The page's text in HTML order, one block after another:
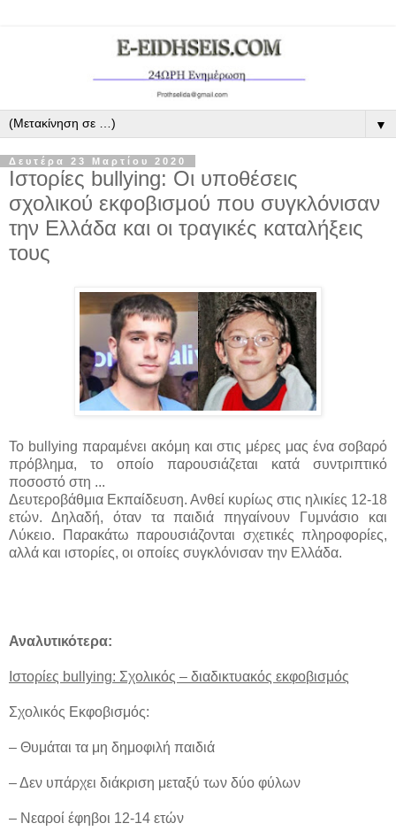
▼
Δευτέρα 23 Μαρτίου 2020
Ιστορίες bullying: Οι υποθέσεις
σχολικού εκφοβισμού που συγκλόνισαν
την Ελλάδα και οι τραγικές καταλήξεις
τους
Το bullying παραμένει ακόμη και στις μέρες μας ένα σοβαρό
πρόβλημα, το οποίο παρουσιάζεται κατά συντριπτικό
ποσοστό στη ...
Δευτεροβάθμια Εκπαίδευση. Ανθεί κυρίως στις ηλικίες 12-18
ετών. Δηλαδή, όταν τα παιδιά πηγαίνουν Γυμνάσιο και
Λύκειο. Παρακάτω παρουσιάζονται σχετικές πληροφορίες,
αλλά και ιστορίες, οι οποίες συγκλόνισαν την Ελλάδα.
Αναλυτικότερα:
Ιστορίες bullying: Σχολικός – διαδικτυακός εκφοβισμός
Σχολικός Εκφοβισμός:
– Θυμάται τα μη δημοφιλή παιδιά
– Δεν υπάρχει διάκριση μεταξύ των δύο φύλων
– Νεαροί έφηβοι 12-14 ετών